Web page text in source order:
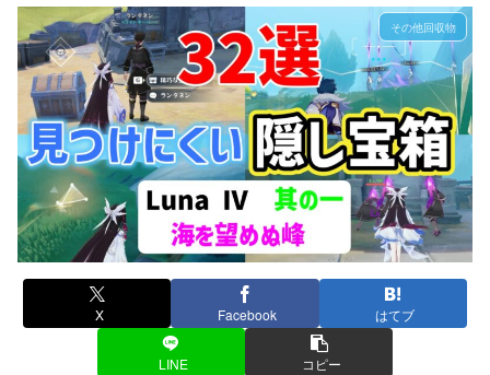
その他回収物
X Facebook はてブ
LINE コピー